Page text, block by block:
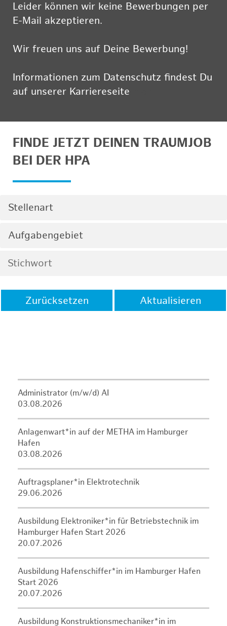
Leider können wir keine Bewerbungen per
E-Mail akzeptieren.
Wir freuen uns auf Deine Bewerbung!
Informationen zum Datenschutz findest Du
auf unserer Karriereseite
FINDE JETZT DEINEN TRAUMJOB
BEI DER HPA
Stellenart
Aufgabengebiet
Zurücksetzen Aktualisieren
Administrator (m/w/d) AI
03.08.2026
Anlagenwart*in auf der METHA im Hamburger
Hafen
03.08.2026
Auftragsplaner*in Elektrotechnik
29.06.2026
Ausbildung Elektroniker*in für Betriebstechnik im
Hamburger Hafen Start 2026
20.07.2026
Ausbildung Hafenschiffer*in im Hamburger Hafen
Start 2026
20.07.2026
Ausbildung Konstruktionsmechaniker*in im